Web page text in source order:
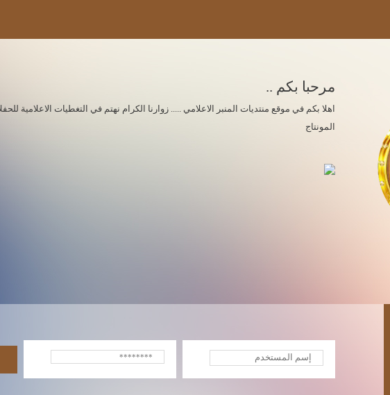
مرحبا بكم ..
اهلا بكم في موقع منتديات المنبر الاعلامي ..... زوارنا الكرام نهتم في التغطيات الاعلامية
المونتاج